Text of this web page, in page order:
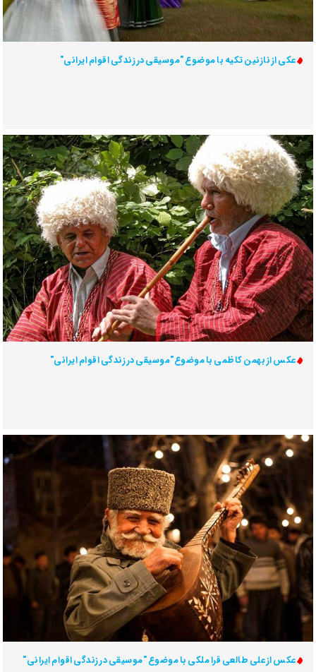
عکی از نازنین تکیه با موضوع "موسیقی در زندگی اقوام ایرانی"
عکس از بهمن کاظمی با موضوع"موسیقی در زندگی اقوام ایرانی"
عکس از علی طالعی قرا ملکی با موضوع "موسیقی در زندگی اقوام ایرانی"